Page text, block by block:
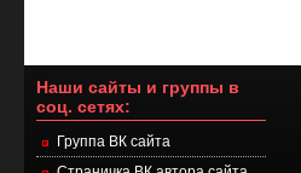
Наши сайты и группы в
соц. сетях:
Группа ВК сайта